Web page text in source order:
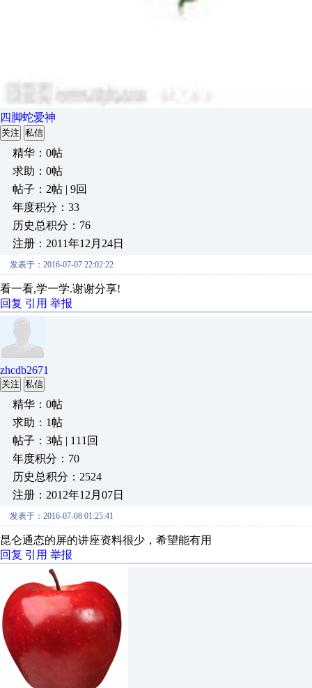
四脚蛇爱神
关注 私信
精华：0帖
求助：0帖
帖子：2帖 | 9回
年度积分：33
历史总积分：76
注册：2011年12月24日
发表于：2016-07-07 22:02:22
看一看,学一学.谢谢分享!
回复 引用 举报
zhcdb2671
关注 私信
精华：0帖
求助：1帖
帖子：3帖 | 111回
年度积分：70
历史总积分：2524
注册：2012年12月07日
发表于：2016-07-08 01:25:41
昆仑通态的屏的讲座资料很少，希望能有用
回复 引用 举报